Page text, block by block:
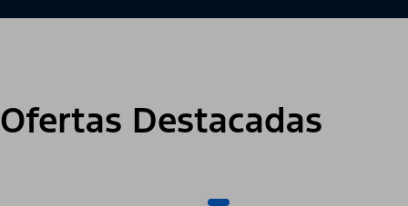
Ofertas Destacadas